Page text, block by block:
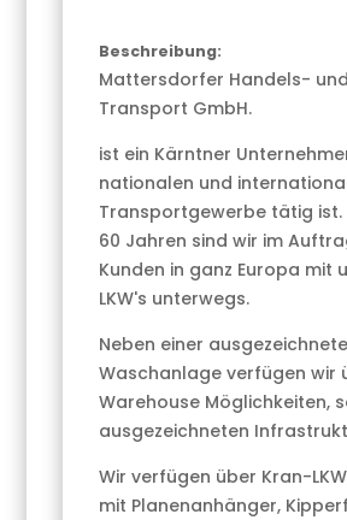
Beschreibung:
Mattersdorfer Handels- und
Transport GmbH.
ist ein Kärntner
nationalen und
Transportgewerbe tätig ist.
60 Jahren sind wir im
Kunden in ganz Europa mit
LKW's unterwegs.
Neben einer
Waschanlage verfügen wir
Warehouse Möglichkeiten,
ausgezeichneten
Wir verfügen über Kran-
mit Planenanhänger,